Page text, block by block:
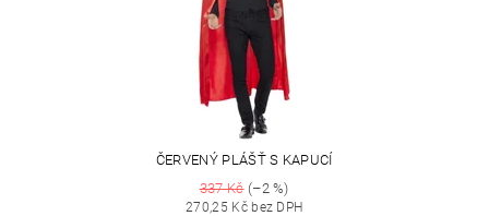
ČERVENÝ PLÁŠŤ S KAPUCÍ
337 Kč(–2 %)
270,25 Kč bez DPH